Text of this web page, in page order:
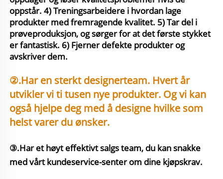
oppstår. 4) Treningsarbeidere i hvordan lage
produkter med fremragende kvalitet. 5) Tar del i
prøveproduksjon, og sørger for at det første stykket
er fantastisk. 6) Fjerner defekte produkter og
avskriver dem.
②.Har en sterkt designerteam. Hvert år
utvikler vi ti tusen nye produkter. Og vi kan
også hjelpe deg med å designe hvilke som
helst varer du ønsker.
③.Har et høyt effektivt salgs team, du kan snakke
med vårt kundeservice-senter om dine kjøpskrav.